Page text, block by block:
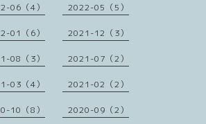
06（4） 2022-05（5）
01（6） 2021-12（3）
08（3） 2021-07（2）
03（4） 2021-02（2）
10（8） 2020-09（2）